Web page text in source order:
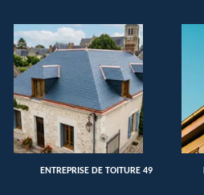
ENTREPRISE DE TOITURE 49